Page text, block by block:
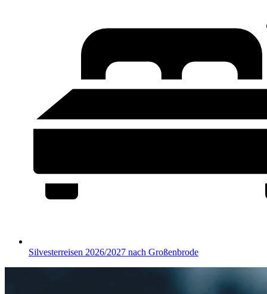
Silvesterreisen 2026/2027 nach Großenbrode